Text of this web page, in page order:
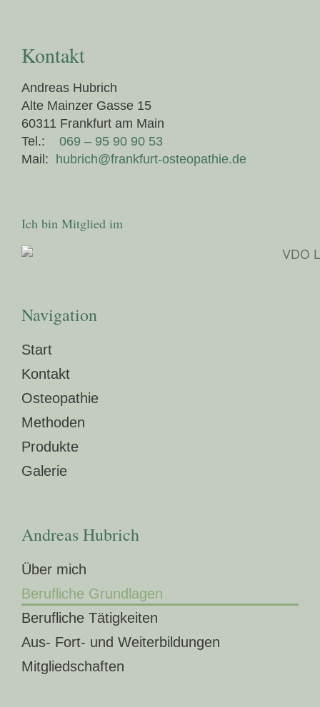
Kontakt
Andreas Hubrich
Alte Mainzer Gasse 15
60311 Frankfurt am Main
Tel.: 069 – 95 90 90 53
Mail: hubrich@frankfurt-osteopathie.de
Ich bin Mitglied im
Navigation
Start
Kontakt
Osteopathie
Methoden
Produkte
Galerie
Andreas Hubrich
Über mich
Berufliche Grundlagen
Berufliche Tätigkeiten
Aus- Fort- und Weiterbildungen
Mitgliedschaften